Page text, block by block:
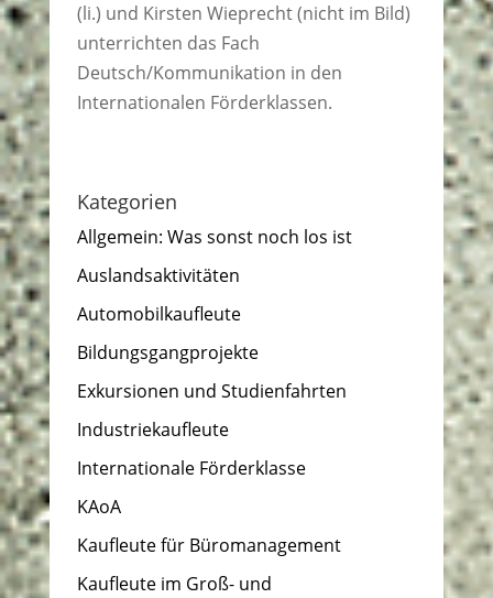
(li.) und Kirsten Wieprecht (nicht im Bild)
unterrichten das Fach
Deutsch/Kommunikation in den
Internationalen Förderklassen.
Kategorien
Allgemein: Was sonst noch los ist
Auslandsaktivitäten
Automobilkaufleute
Bildungsgangprojekte
Exkursionen und Studienfahrten
Industriekaufleute
Internationale Förderklasse
KAoA
Kaufleute für Büromanagement
Kaufleute im Groß- und